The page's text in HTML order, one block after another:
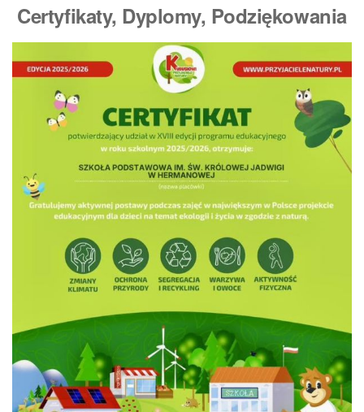
Certyfikaty, Dyplomy, Podziękowania